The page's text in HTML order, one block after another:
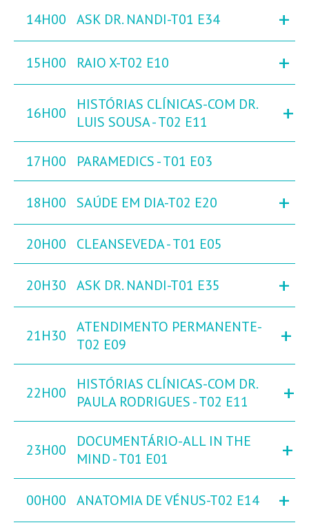
14H00 ASK DR. NANDI-T01 E34 +
15H00 RAIO X-T02 E10 +
16H00
HISTÓRIAS CLÍNICAS-COM DR.
LUIS SOUSA - T02 E11
+
17H00 PARAMEDICS - T01 E03
18H00 SAÚDE EM DIA-T02 E20 +
20H00 CLEANSEVEDA - T01 E05
20H30 ASK DR. NANDI-T01 E35 +
21H30
ATENDIMENTO PERMANENTE-
T02 E09
+
22H00
HISTÓRIAS CLÍNICAS-COM DR.
PAULA RODRIGUES - T02 E11
+
23H00
DOCUMENTÁRIO-ALL IN THE
MIND - T01 E01
+
00H00 ANATOMIA DE VÉNUS-T02 E14 +